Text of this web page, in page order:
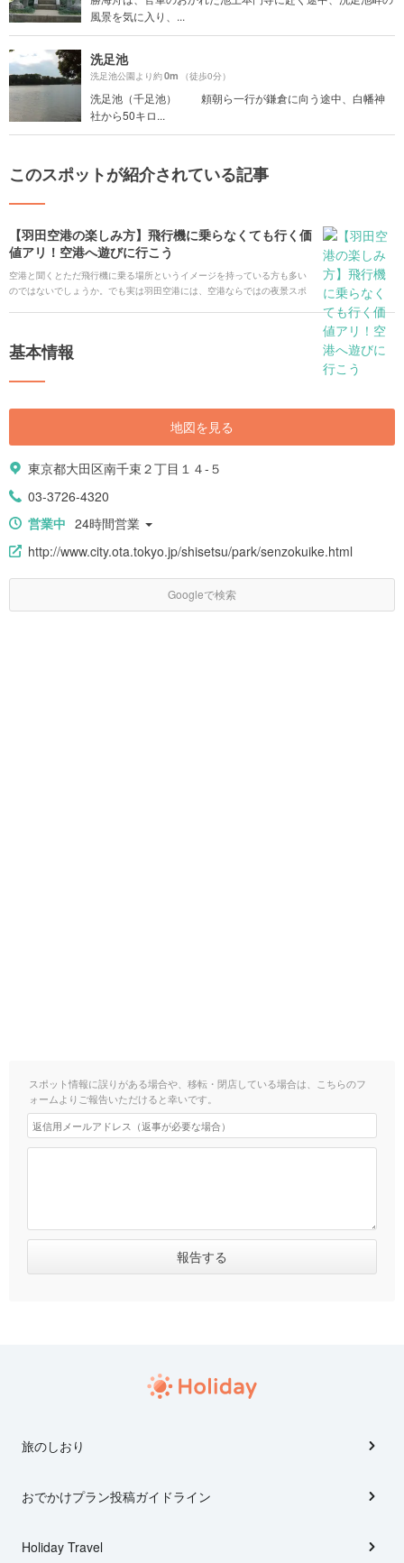
風景を気に入り、...
洗足池
洗足池公園より約0m （徒歩0分）
洗足池（千足池） 頼朝ら一行が鎌倉に向う途中、白幡神
社から50キロ...
このスポットが紹介されている記事
【羽田空港の楽しみ方】飛行機に乗らなくても行く価
値アリ！空港へ遊びに行こう
空港と聞くとただ飛行機に乗る場所というイメージを持っている方も多い
のではないでしょうか。でも実は羽田空港には、空港ならではの夜景スポ
基本情報
地図を見る
東京都大田区南千束２丁目１４-５
03-3726-4320
営業中 24時間営業
http://www.city.ota.tokyo.jp/shisetsu/park/senzokuike.html
Googleで検索
スポット情報に誤りがある場合や、移転・閉店している場合は、こちらのフ
ォームよりご報告いただけると幸いです。
旅のしおり
おでかけプラン投稿ガイドライン
Holiday Travel